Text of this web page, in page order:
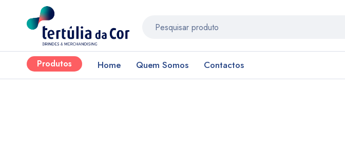
Produtos Home Quem Somos Contactos